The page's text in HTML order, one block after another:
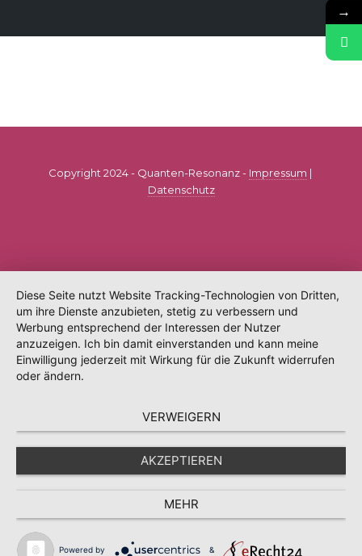
Copyright 2024 - Quanten-Resonanz - Impressum |
Datenschutz
→
Diese Seite nutzt Website Tracking-Technologien von Dritten,
um ihre Dienste anzubieten, stetig zu verbessern und
Werbung entsprechend der Interessen der Nutzer
anzuzeigen. Ich bin damit einverstanden und kann meine
Einwilligung jederzeit mit Wirkung für die Zukunft widerrufen
oder ändern.
VERWEIGERN
AKZEPTIEREN
MEHR
Powered by &